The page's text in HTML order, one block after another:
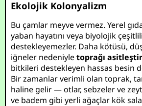
Ekolojik Kolonyalizm
Bu çamlar meyve vermez. Yerel
yaban hayatını veya biyolojik
destekleyemezler. Daha kötüsü,
iğneler nedeniyletoprağı
bitkileri destekleyen hassas besin
Bir zamanlar verimli olan toprak,
haline gelir — otlar, sebzeler ve
ve badem gibi yerli ağaçlar kök